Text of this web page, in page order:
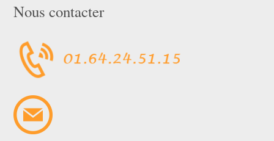
Nous contacter